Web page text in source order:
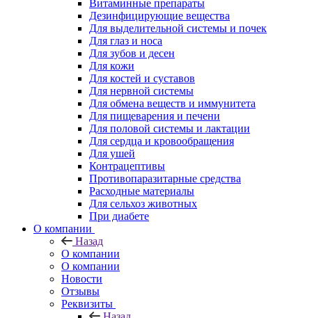
Витаминные препараты
Дезинфицирующие вещества
Для выделительной системы и почек
Для глаз и носа
Для зубов и десен
Для кожи
Для костей и суставов
Для нервной системы
Для обмена веществ и иммунитета
Для пищеварения и печени
Для половой системы и лактации
Для сердца и кровообращения
Для ушей
Контрацептивы
Противопаразитарные средства
Расходные материалы
Для сельхоз животных
При диабете
О компании
Назад
О компании
О компании
Новости
Отзывы
Реквизиты